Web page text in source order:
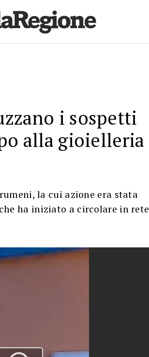
i sospetti
alla gioielleria
la cui azione era stata
ha iniziato a circolare in rete